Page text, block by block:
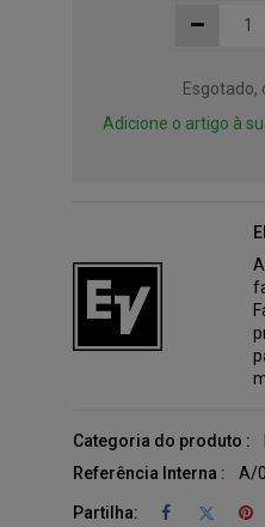
Adicione o artigo à
Categoria do produto :
Referência Interna :
A/
Partilha: